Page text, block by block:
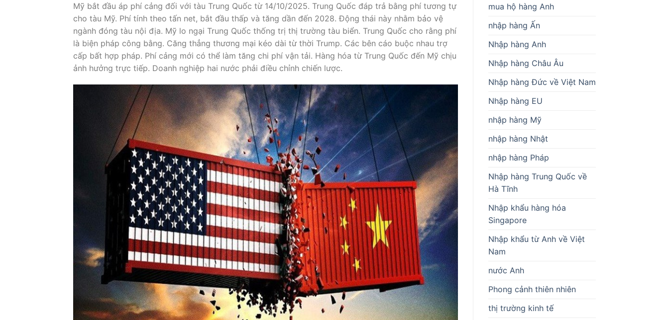
Mỹ bắt đầu áp phí cảng đối với tàu Trung Quốc từ 14/10/2025. Trung Quốc đáp trả bằng phí tương tự
cho tàu Mỹ. Phí tính theo tấn net, bắt đầu thấp và tăng dần đến 2028. Động thái này nhằm bảo vệ
ngành đóng tàu nội địa. Mỹ lo ngại Trung Quốc thống trị thị trường tàu biển. Trung Quốc cho rằng phí
là biện pháp công bằng. Căng thẳng thương mại kéo dài từ thời Trump. Các bên cáo buộc nhau trợ
cấp bất hợp pháp. Phí cảng mới có thể làm tăng chi phí vận tải. Hàng hóa từ Trung Quốc đến Mỹ chịu
ảnh hưởng trực tiếp. Doanh nghiệp hai nước phải điều chỉnh chiến lược.
mua hộ hàng Anh
nhập hàng Ấn
Nhập hàng Anh
Nhập hàng Châu Âu
Nhập hàng Đức về Việt Nam
Nhập hàng EU
nhập hàng Mỹ
nhập hàng Nhật
nhập hàng Pháp
Nhập hàng Trung Quốc về
Hà Tĩnh
Nhập khẩu hàng hóa
Singapore
Nhập khẩu từ Anh về Việt
Nam
nước Anh
Phong cảnh thiên nhiên
thị trường kinh tế